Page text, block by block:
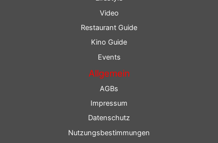
Video
Restaurant Guide
Kino Guide
Events
Allgemein
AGBs
Impressum
Datenschutz
Nutzungsbestimmungen